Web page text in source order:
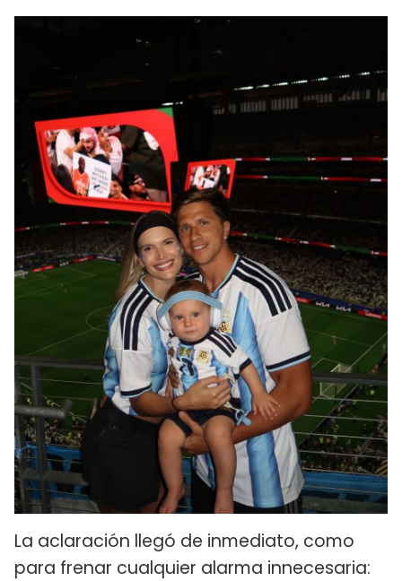
La aclaración llegó de inmediato, como
para frenar cualquier alarma innecesaria: